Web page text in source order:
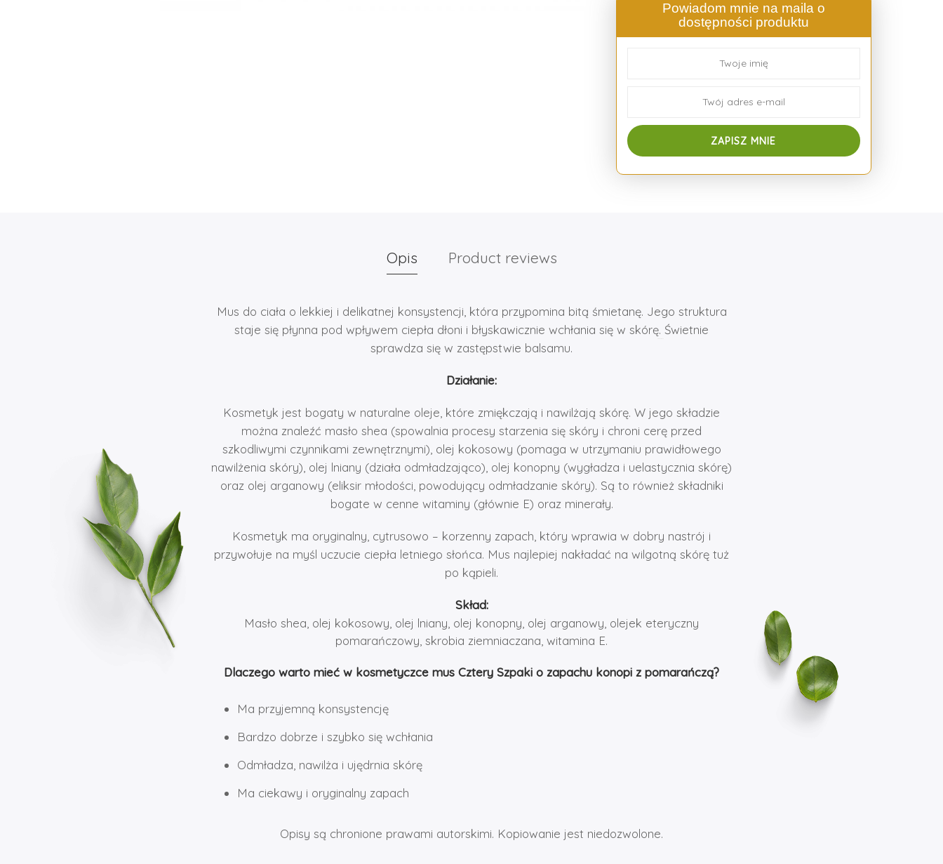
Powiadom mnie na maila o
dostępności produktu
Opis Product reviews
Mus do ciała o lekkiej i delikatnej konsystencji, która przypomina bitą śmietanę. Jego struktura
staje się płynna pod wpływem ciepła dłoni i błyskawicznie wchłania się w skórę. Świetnie
sprawdza się w zastępstwie balsamu.
Działanie:
Kosmetyk jest bogaty w naturalne oleje, które zmiękczają i nawilżają skórę. W jego składzie
można znaleźć masło shea (spowalnia procesy starzenia się skóry i chroni cerę przed
szkodliwymi czynnikami zewnętrznymi), olej kokosowy (pomaga w utrzymaniu prawidłowego
nawilżenia skóry), olej lniany (działa odmładzająco), olej konopny (wygładza i uelastycznia skórę)
oraz olej arganowy (eliksir młodości, powodujący odmładzanie skóry). Są to również składniki
bogate w cenne witaminy (głównie E) oraz minerały.
Kosmetyk ma oryginalny, cytrusowo – korzenny zapach, który wprawia w dobry nastrój i
przywołuje na myśl uczucie ciepła letniego słońca. Mus najlepiej nakładać na wilgotną skórę tuż
po kąpieli.
Skład:
Masło shea, olej kokosowy, olej lniany, olej konopny, olej arganowy, olejek eteryczny
pomarańczowy, skrobia ziemniaczana, witamina E.
Dlaczego warto mieć w kosmetyczce mus Cztery Szpaki o zapachu konopi z pomarańczą?
Ma przyjemną konsystencję
Bardzo dobrze i szybko się wchłania
Odmładza, nawilża i ujędrnia skórę
Ma ciekawy i oryginalny zapach
Opisy są chronione prawami autorskimi. Kopiowanie jest niedozwolone.